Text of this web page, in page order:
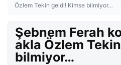
Özlem Tekin geldi! Kimse bilmiyor…
Şebnem Ferah
akla Özlem
bilmiyor…